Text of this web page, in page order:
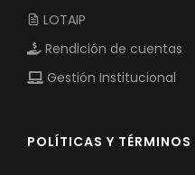
LOTAIP
Rendición de cuentas
Gestión Institucional
POLÍTICAS Y TÉRMINOS